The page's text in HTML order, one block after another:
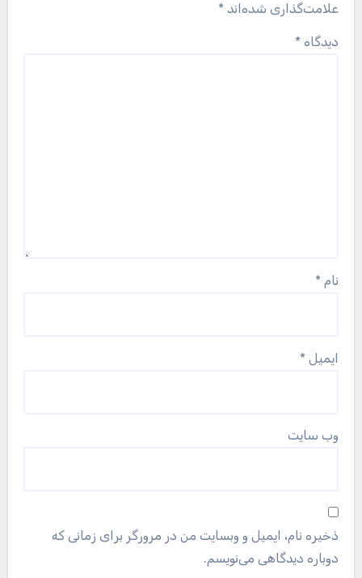
علامت‌گذاری شده‌اند *
دیدگاه *
نام *
ایمیل *
وب‌ سایت
ذخیره نام، ایمیل و وبسایت من در مرورگر برای زمانی که
دوباره دیدگاهی می‌نویسم.